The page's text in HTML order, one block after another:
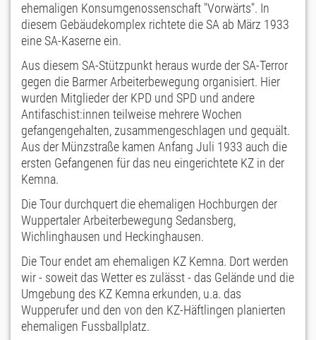
ehemaligen Konsumgenossenschaft "Vorwärts". In
diesem Gebäudekomplex richtete die SA ab März 1933
eine SA-Kaserne ein.
Aus diesem SA-Stützpunkt heraus wurde der SA-Terror
gegen die Barmer Arbeiterbewegung organisiert. Hier
wurden Mitglieder der KPD und SPD und andere
Antifaschist:innen teilweise mehrere Wochen
gefangengehalten, zusammengeschlagen und gequält.
Aus der Münzstraße kamen Anfang Juli 1933 auch die
ersten Gefangenen für das neu eingerichtete KZ in der
Kemna.
Die Tour durchquert die ehemaligen Hochburgen der
Wuppertaler Arbeiterbewegung Sedansberg,
Wichlinghausen und Heckinghausen.
Die Tour endet am ehemaligen KZ Kemna. Dort werden
wir - soweit das Wetter es zulässt - das Gelände und die
Umgebung des KZ Kemna erkunden, u.a. das
Wupperufer und den von den KZ-Häftlingen planierten
ehemaligen Fussballplatz.